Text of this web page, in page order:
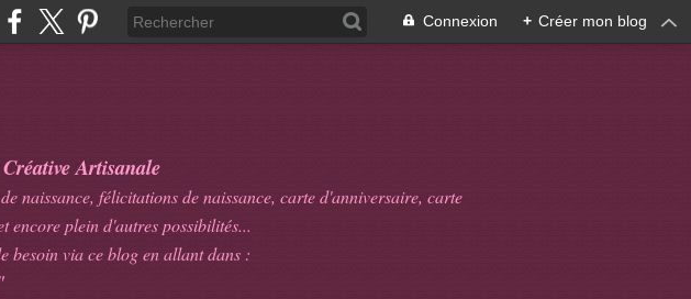
Connexion + Créer mon blog
Artisanale
naissance, félicitations de naissance, carte d'anniversaire, carte
encore plein d'autres possibilités...
besoin via ce blog en allant dans :